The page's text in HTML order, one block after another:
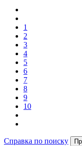
1
2
3
4
5
6
7
8
9
10
Справка по поиску